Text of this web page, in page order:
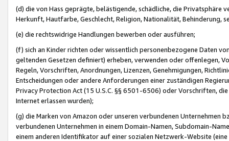
(d) die von Hass geprägte, belästigende, schädliche, die Privatsphäre
Herkunft, Hautfarbe, Geschlecht, Religion, Nationalität, Behinderung,
(e) die rechtswidrige Handlungen bewerben oder ausführen;
(f) sich an Kinder richten oder wissentlich personenbezogene Daten
geltenden Gesetzen definiert) erheben, verwenden oder offenlegen,
Regeln, Vorschriften, Anordnungen, Lizenzen, Genehmigungen,
Entscheidungen oder andere Anforderungen einer zuständigen
Privacy Protection Act (15 U.S.C. §§ 6501-6506) oder Vorschriften,
Internet erlassen wurden);
(g) die Marken von Amazon oder unseren verbundenen Unternehmen
verbundenen Unternehmen in einem Domain-Namen, Subdomain-
einem anderen Identifikator auf einer sozialen Netzwerk-Website